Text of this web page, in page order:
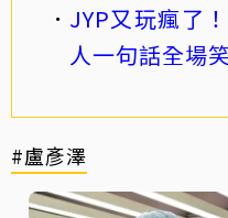
JYP又玩瘋了
人一句話全場
#盧彥澤